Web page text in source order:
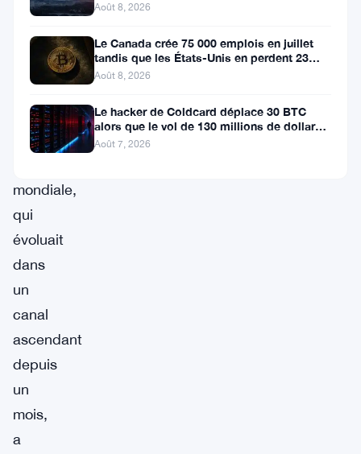
depuis
les
récents
sommets.
première
mondiale,
qui
évoluait
dans
un
canal
ascendant
depuis
un
mois,
a
Août 8, 2026
Le Canada crée 75 000 emplois en juillet
tandis que les États-Unis en perdent 23
000, Bitcoin reste à 65K
Août 8, 2026
Le hacker de Coldcard déplace 30 BTC
alors que le vol de 130 millions de dollars
entre dans une nouvelle phase
Août 7, 2026